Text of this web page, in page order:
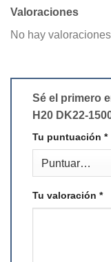
Valoraciones
No hay
Sé el primero
H20 DK22-
Tu puntuación *
Tu valoración *